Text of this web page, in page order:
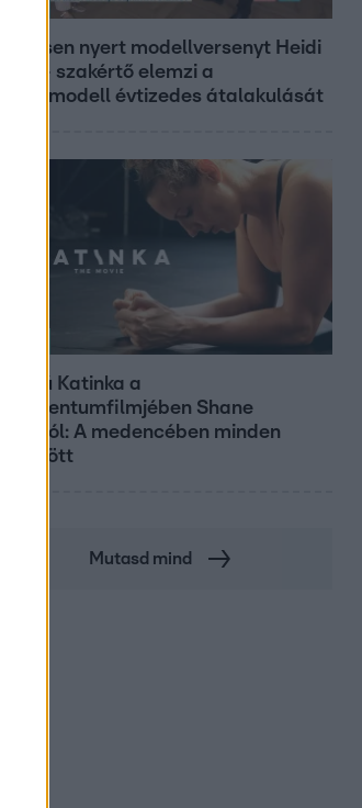
évesen nyert modellversenyt Heidi
– szakértő elemzi a
évtizedes átalakulását
Katinka a
Shane
A medencében minden
Mutasd mind